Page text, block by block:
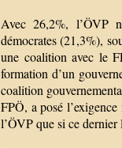
Avec 26,2%, l’ÖVP
démocrates (21,3%),
une coalition avec le
formation d’un
coalition
FPÖ, a posé
l’ÖVP que si ce